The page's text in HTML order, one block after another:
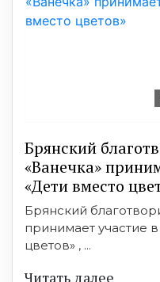
Брянский
«Ванечка»
«Дети вместо
Брянский
принимает участие
цветов» , ...
Читать далее